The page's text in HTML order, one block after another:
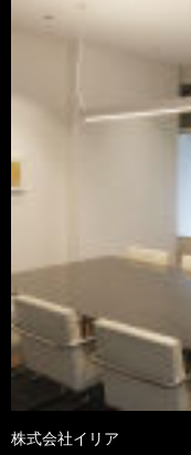
株式会社イリア